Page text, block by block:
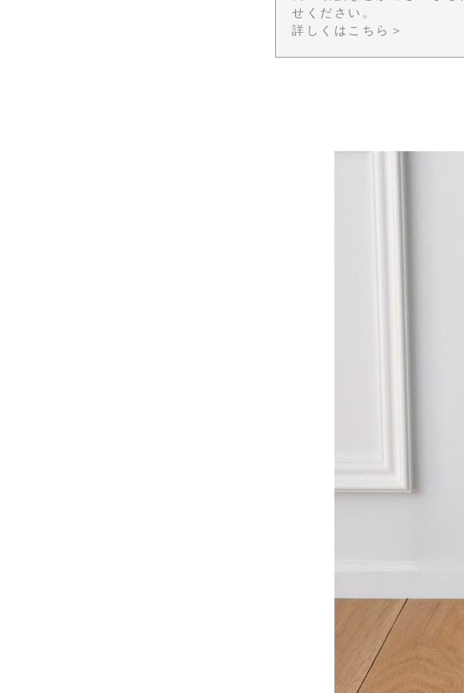
せください。
詳しくはこちら＞